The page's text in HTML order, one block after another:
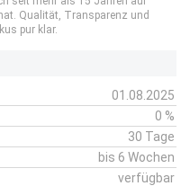
Qualität, Transparenz und
pur klar.
01.08.2025
0 %
30 Tage
bis 6 Wochen
verfügbar